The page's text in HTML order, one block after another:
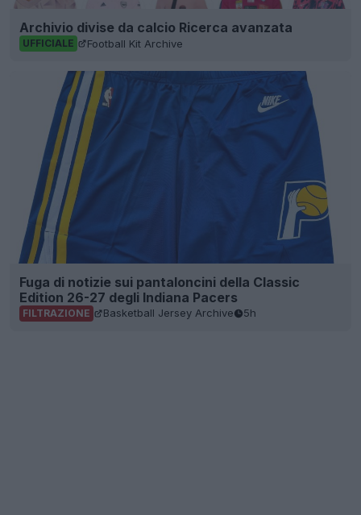
Archivio divise da calcio Ricerca avanzata
UFFICIALE Football Kit Archive
Fuga di notizie sui pantaloncini della Classic
Edition 26-27 degli Indiana Pacers
FILTRAZIONE Basketball Jersey Archive 5h